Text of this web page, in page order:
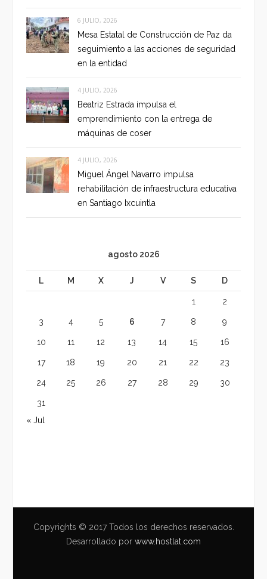
6 JULIO, 2026
Mesa Estatal de Construcción de Paz da
seguimiento a las acciones de seguridad
en la entidad
4 JULIO, 2026
Beatriz Estrada impulsa el
emprendimiento con la entrega de
máquinas de coser
4 JULIO, 2026
Miguel Ángel Navarro impulsa
rehabilitación de infraestructura educativa
en Santiago Ixcuintla
agosto 2026
L M X J V S D
1 2
3 4 5 6 7 8 9
10 11 12 13 14 15 16
17 18 19 20 21 22 23
24 25 26 27 28 29 30
31
« Jul
Copyrights © 2017 Todos los derechos reservados.
Desarrollado por www.hostlat.com